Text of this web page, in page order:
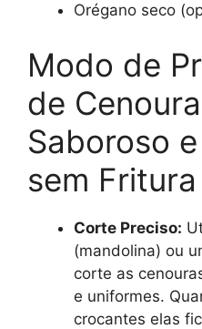
Orégano seco
Modo de
de
Saboroso
sem Fritura
Corte Preciso:
(mandolina) ou
corte as
e uniformes.
crocantes elas